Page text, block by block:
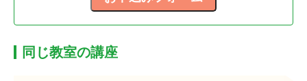
同じ教室の講座